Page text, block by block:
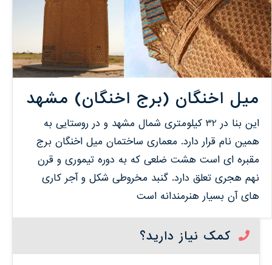
میل اخنگان (برج اخنگان) مشهد
این بنا در 32 کیلومتری شمال مشهد و در روستایی به
همین نام قرار دارد. معماری ساختمان میل اخنگان برج
مقبره ای است هشت ضلعی که به دوره تیموری و قرن
نهم هجری تعلق دارد. گنبد مخروطی شکل و آجر کاری
های آن بسیار هنرمندانه است
کمک نیاز دارید؟